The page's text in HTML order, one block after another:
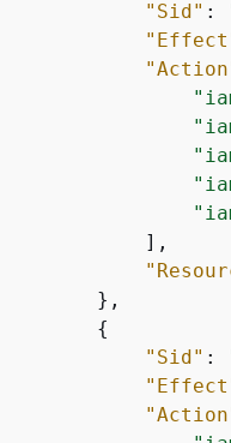
"Sid" :
            ],
        },
{
"Sid" :